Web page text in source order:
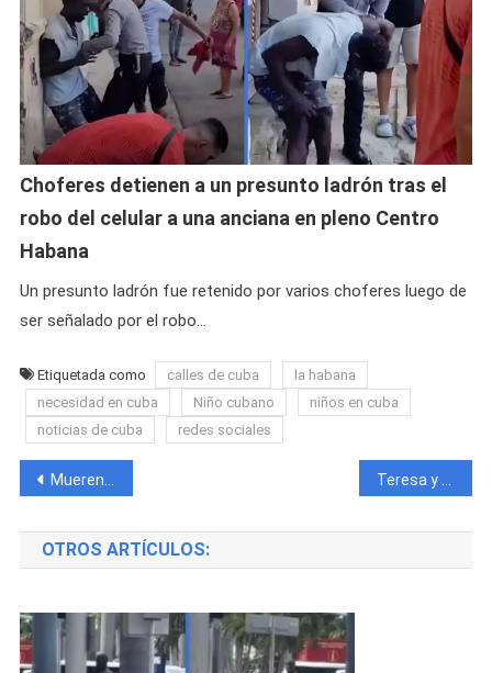
Choferes detienen a un presunto ladrón tras el
robo del celular a una anciana en pleno Centro
Habana
Un presunto ladrón fue retenido por varios choferes luego de
ser señalado por el robo…
Etiquetada como calles de cuba
la habana
necesidad en cuba
Niño cubano
niños en cuba
noticias de cuba
redes sociales
Navegación
de
entradas
Mueren dos reclusos cubanos por desnutrición en la prisión de Boniato
OTROS ARTÍCULOS: